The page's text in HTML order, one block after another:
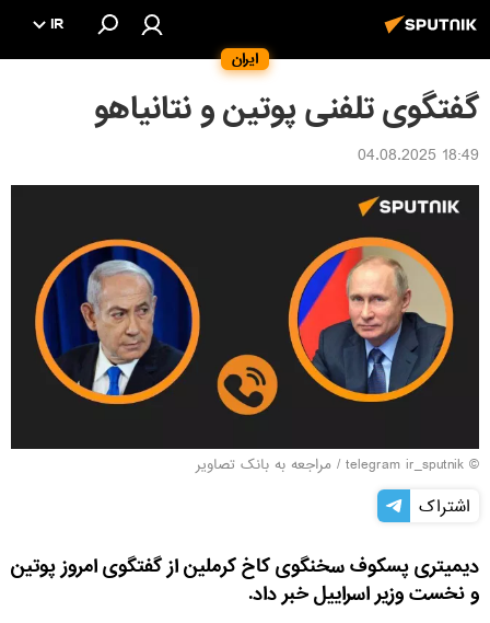
ایران
IR
گفتگوی تلفنی پوتین و نتانیاهو
18:49 04.08.2025
© telegram ir_sputnik
/ مراجعه به بانک تصاویر
اشتراک
دیمیتری پسکوف سخنگوی کاخ کرملین از گفتگوی امروز پوتین
و نخست وزیر اسراییل خبر داد.